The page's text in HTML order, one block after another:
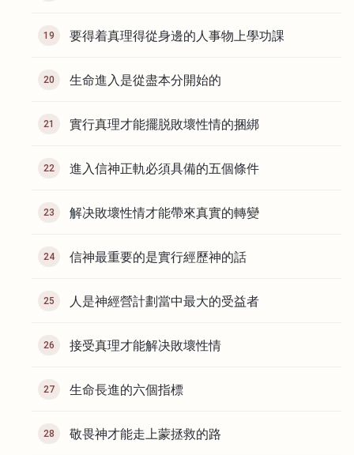
19 要得着真理得從身邊的人事物上學功課
20 生命進入是從盡本分開始的
21 實行真理才能擺脱敗壞性情的捆綁
22 進入信神正軌必須具備的五個條件
23 解决敗壞性情才能帶來真實的轉變
24 信神最重要的是實行經歷神的話
25 人是神經營計劃當中最大的受益者
26 接受真理才能解决敗壞性情
27 生命長進的六個指標
28 敬畏神才能走上蒙拯救的路